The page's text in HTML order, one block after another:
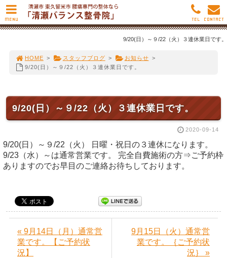
9/20(日）～９/22（火）３連休業日です。
HOME > スタッフブログ > お知らせ >
9/20(日）～９/22（火）３連休業日です。
9/20(日）～９/22（火）３連休業日です。
2020-09-14
9/20(日）～９/22（火） 日曜・祝日の３連休になります。
9/23（水）～は通常営業です。 完全自費施術の方⇒ご予約枠
ありますのでお早目のご連絡お待ちしております。
« 9月14日（月）通常営
業です。【ご予約状
況】
9月15日（火）通常営
業です。｛ご予約状
況｝ »
MENU CONTACT
TEL